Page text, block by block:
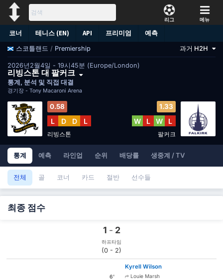
리그 메뉴
코너 테니스 (EN) API 프리미엄 예측
스코틀랜드 / Premiership 과거 H2H
2026년2월4일 - 19시45분 (Europe/London)
리빙스톤 대 팔커크
통계, 분석 및 직접 대결
경기장 - Tony Macaroni Arena
0.58
L D D L
리빙스톤
1.33
W L W L
팔커크
통계 예측 라인업 순위 배당률 생중계 / TV
전체 골 코너 카드 절반 선수들
최종 점수
1 - 2
하프타임
(0 - 2)
6'
Kyrell Wilson
Louie Marsh